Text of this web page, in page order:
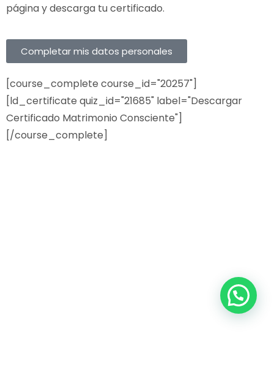
página y descarga tu certificado.
Completar mis datos personales
[course_complete course_id="20257"]
[ld_certificate quiz_id="21685" label="Descargar
Certificado Matrimonio Consciente"]
[/course_complete]